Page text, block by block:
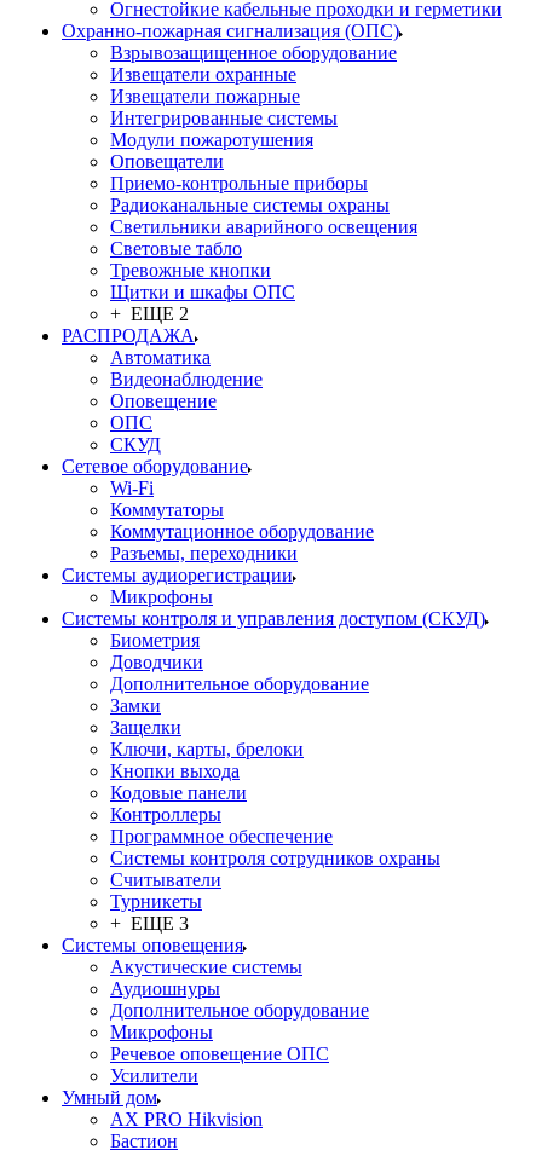
Огнестойкие кабельные проходки и герметики
Охранно-пожарная сигнализация (ОПС)
Взрывозащищенное оборудование
Извещатели охранные
Извещатели пожарные
Интегрированные системы
Модули пожаротушения
Оповещатели
Приемо-контрольные приборы
Радиоканальные системы охраны
Светильники аварийного освещения
Световые табло
Тревожные кнопки
Щитки и шкафы ОПС
+ ЕЩЕ 2
РАСПРОДАЖА
Автоматика
Видеонаблюдение
Оповещение
ОПС
СКУД
Сетевое оборудование
Wi-Fi
Коммутаторы
Коммутационное оборудование
Разъемы, переходники
Системы аудиорегистрации
Микрофоны
Системы контроля и управления доступом (СКУД)
Биометрия
Доводчики
Дополнительное оборудование
Замки
Защелки
Ключи, карты, брелоки
Кнопки выхода
Кодовые панели
Контроллеры
Программное обеспечение
Системы контроля сотрудников охраны
Считыватели
Турникеты
+ ЕЩЕ 3
Системы оповещения
Акустические системы
Аудиошнуры
Дополнительное оборудование
Микрофоны
Речевое оповещение ОПС
Усилители
Умный дом
AX PRO Hikvision
Бастион